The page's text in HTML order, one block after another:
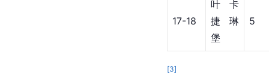
17-18
叶卡
捷琳
堡
5
[3]